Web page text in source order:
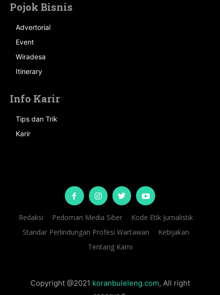
Pojok Bisnis
Advertorial
Event
Wiradesa
Itinerary
Info Karir
Tips dan Trik
Karir
Redaksi Pedoman Media Siber
Kode Etik Jurnalistik
Standar Perlindungan Profesi Wartawan
Kebijakan
Tentang Kami
Copyright @2021 koranbuleleng.com, All right